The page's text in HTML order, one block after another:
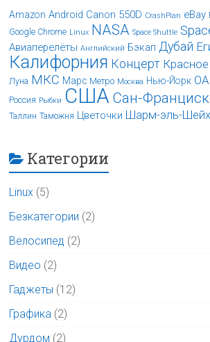
Amazon Android Canon 550D CrashPlan eBay
Google Chrome Linux NASA Space Shuttle
Авиаперелёты Английский Бэкап Дубай
Калифорния Концерт
Луна МКС Марс Метро Москва Нью-Йорк
Россия Рыбки США Сан-
Таллин Таможня Цветочки Шарм-эль-Шейх
Категории
Linux (5)
Безкатегории (2)
Велосипед (2)
Видео (2)
Гаджеты (12)
Графика (2)
Дурдом (2)